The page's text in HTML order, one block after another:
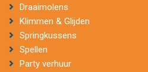
Draaimolens
Klimmen & Glijden
Springkussens
Spellen
Party verhuur